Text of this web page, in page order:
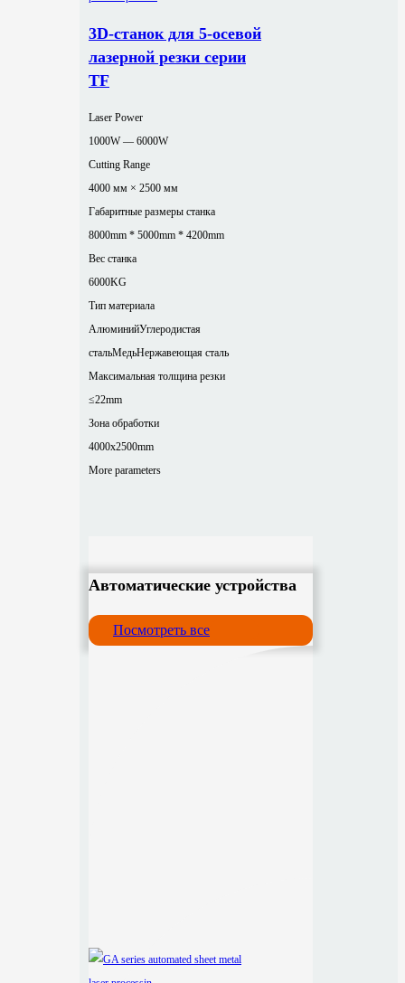
3D-станок для 5-осевой
лазерной резки серии
TF
Laser Power
1000W — 6000W
Cutting Range
4000 мм × 2500 мм
Габаритные размеры станка
8000mm * 5000mm * 4200mm
Вес станка
6000KG
Тип материала
АлюминийУглеродистая
стальМедьНержавеющая сталь
Максимальная толщина резки
≤22mm
Зона обработки
4000x2500mm
More parameters
Автоматические устройства
Посмотреть все